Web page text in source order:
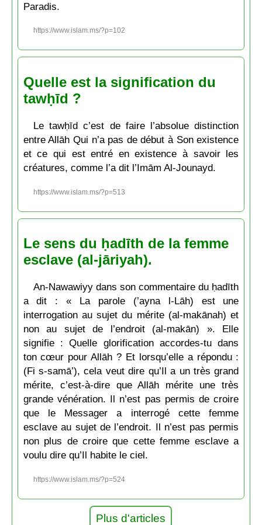
Paradis.
https://www.islam.ms/?p=102
Quelle est la signification du
tawḥīd ?
Le tawḥīd c’est de faire l’absolue distinction
entre Allāh Qui n’a pas de début à Son existence
et ce qui est entré en existence à savoir les
créatures, comme l’a dit l’Imām Al-Jounayd.
https://www.islam.ms/?p=513
Le sens du ḥadīth de la femme
esclave (al-jāriyah).
An-Nawawiyy dans son commentaire du ḥadīth
a dit : « La parole (’ayna l-Lāh) est une
interrogation au sujet du mérite (al-makānah) et
non au sujet de l’endroit (al-makān) ». Elle
signifie : Quelle glorification accordes-tu dans
ton cœur pour Allāh ? Et lorsqu’elle a répondu :
(Fi s-samā’), cela veut dire qu’Il a un très grand
mérite, c’est-à-dire que Allāh mérite une très
grande vénération. Il n’est pas permis de croire
que le Messager a interrogé cette femme
esclave au sujet de l’endroit. Il n’est pas permis
non plus de croire que cette femme esclave a
voulu dire qu’Il habite le ciel.
https://www.islam.ms/?p=524
Plus d'articles